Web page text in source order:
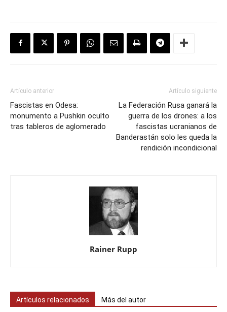
Artículo anterior
Fascistas en Odesa:
monumento a Pushkin oculto
tras tableros de aglomerado
Artículo siguiente
La Federación Rusa ganará la
guerra de los drones: a los
fascistas ucranianos de
Banderastán solo les queda la
rendición incondicional
Rainer Rupp
Artículos relacionados Más del autor